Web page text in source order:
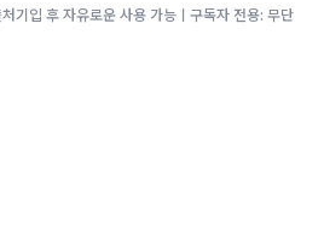
기입 후 자유로운 사용 가능ㅣ구독자 전용: 무단